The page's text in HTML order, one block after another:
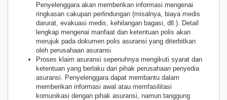
Penyelenggara akan memberikan informasi mengenai
ringkasan cakupan perlindungan (misalnya, biaya medis
darurat, evakuasi medis, kehilangan bagasi, dll.). Detail
lengkap mengenai manfaat dan ketentuan polis akan
merujuk pada dokumen polis asuransi yang diterbitkan
oleh perusahaan asuransi.
Proses klaim asuransi sepenuhnya mengikuti syarat dan
ketentuan yang berlaku dari pihak perusahaan penyedia
asuransi. Penyelenggara dapat membantu dalam
memberikan informasi awal atau memfasilitasi
komunikasi dengan pihak asuransi, namun tanggung